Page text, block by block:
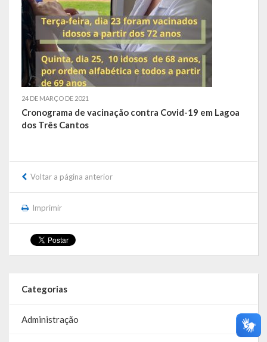
Gestão Saúde – GOVBR
Gestão Educação – Educar Web
Webmail
24 DE MARÇO DE 2021
Cronograma de vacinação contra Covid-19 em Lagoa
dos Três Cantos
Voltar a página anterior
Imprimir
Categorias
Administração